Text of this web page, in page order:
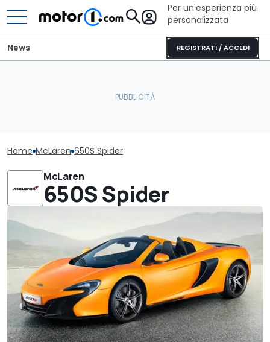
Per un'esperienza più
personalizzata
REGISTRATI / ACCEDI
News
Home McLaren 650S Spider
McLaren
650S Spider